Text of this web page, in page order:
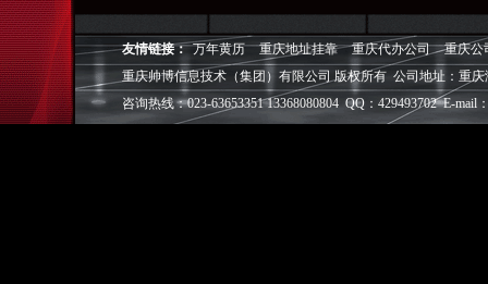
友情链接： 万年黄历 重庆地址挂靠 重庆代办公司
重庆公
重庆帅博信息技术（集团）有限公司 版权所有 公司地址：重
咨询热线：023-63653351 13368080804 QQ：429493702 E-mail